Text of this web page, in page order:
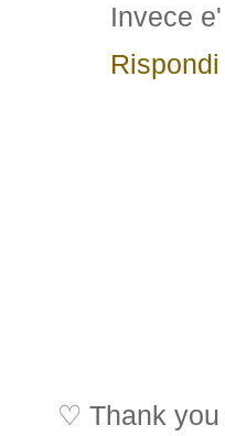
Invece
Rispondi
♡ Thank